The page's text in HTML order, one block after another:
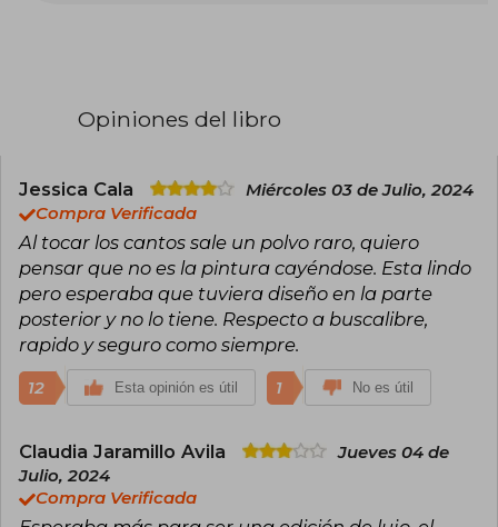
cristal (2009), y las trilogías precuela Cazadores
libros como "Cadenas de oro" (2020) y "Cadenas
de hierro" (2021), parte de la trilogía Las Últimas
Con su estilo atrapante y mundos complejos,
Clare ha ganado múltiples premios y una base
de fans leales que sigue sus historias llenas de
magia, amor y batallas épicas entre el bien y el
mal. Es una de las autoras más influyentes en la
literatura juvenil de fantasía contemporánea.
Opiniones del libro
Jessica Cala
Miércoles 03 de Julio, 2024
Compra Verificada
Al tocar los cantos sale un polvo raro, quiero
pensar que no es la pintura cayéndose. Esta lindo
pero esperaba que tuviera diseño en la parte
posterior y no lo tiene. Respecto a buscalibre,
rapido y seguro como siempre.
12 Esta opinión es útil 1 No es útil
Claudia Jaramillo Avila
Jueves 04 de
Julio, 2024
Compra Verificada